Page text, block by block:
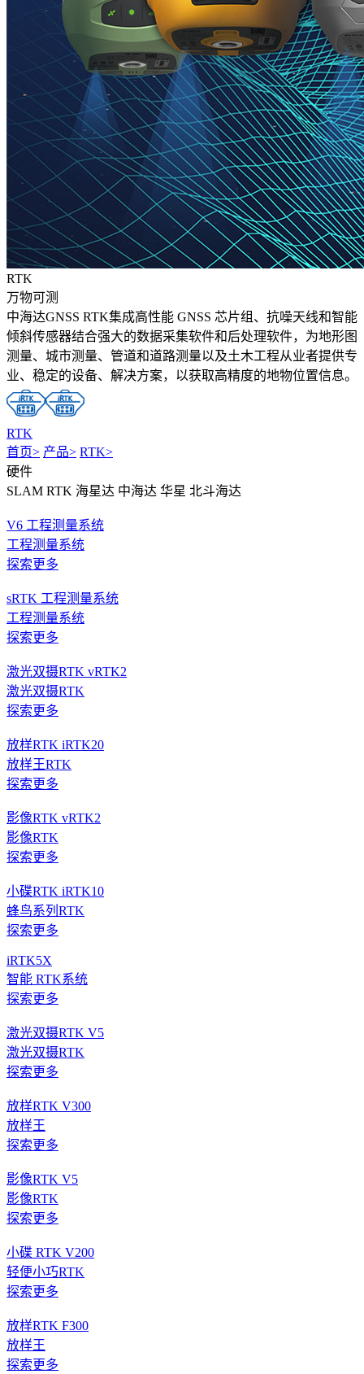
RTK
万物可测
中海达GNSS RTK集成高性能 GNSS 芯片组、抗噪天线和智能
倾斜传感器结合强大的数据采集软件和后处理软件，为地形图
测量、城市测量、管道和道路测量以及土木工程从业者提供专
业、稳定的设备、解决方案，以获取高精度的地物位置信息。
RTK
首页> 产品> RTK>
硬件
SLAM RTK 海星达 中海达 华星 北斗海达
V6 工程测量系统
工程测量系统
探索更多
sRTK 工程测量系统
工程测量系统
探索更多
激光双摄RTK vRTK2
激光双摄RTK
探索更多
放样RTK iRTK20
放样王RTK
探索更多
影像RTK vRTK2
影像RTK
探索更多
小碟RTK iRTK10
蜂鸟系列RTK
探索更多
iRTK5X
智能 RTK系统
探索更多
激光双摄RTK V5
激光双摄RTK
探索更多
放样RTK V300
放样王
探索更多
影像RTK V5
影像RTK
探索更多
小碟 RTK V200
轻便小巧RTK
探索更多
放样RTK F300
放样王
探索更多